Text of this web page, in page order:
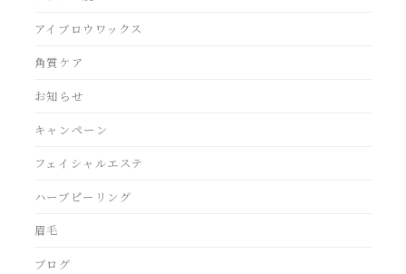
アイブロウワックス
角質ケア
お知らせ
キャンペーン
フェイシャルエステ
ハーブピーリング
眉毛
ブログ